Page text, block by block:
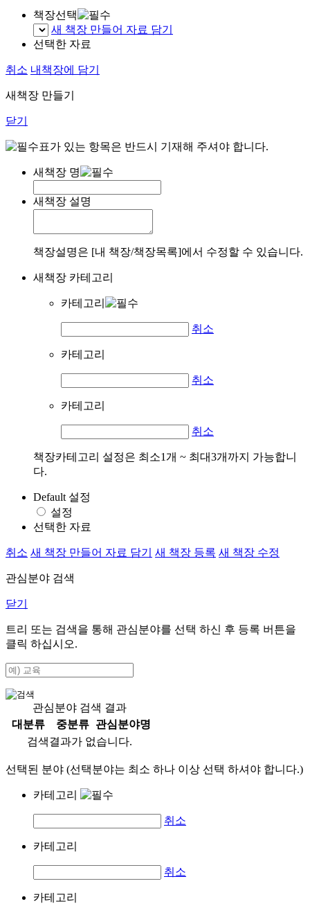
책장선택
새 책장 만들어 자료 담기
선택한 자료
취소 내책장에 담기
새책장 만들기
닫기
표가 있는 항목은 반드시 기재해 주셔야 합니다.
새책장 명
새책장 설명
책장설명은 [내 책장/책장목록]에서 수정할 수 있습니다.
새책장 카테고리
카테고리
취소
카테고리
취소
카테고리
취소
책장카테고리 설정은 최소1개 ~ 최대3개까지 가능합니
다.
Default 설정
설정
선택한 자료
취소 새 책장 만들어 자료 담기 새 책장 등록 새 책장 수정
관심분야 검색
닫기
트리 또는 검색을 통해 관심분야를 선택 하신 후 등록 버튼을
클릭 하십시오.
관심분야 검색 결과
대분류
중분류
관심분야명
검색결과가 없습니다.
선택된 분야 (선택분야는 최소 하나 이상 선택 하셔야 합니다.)
카테고리
취소
카테고리
취소
카테고리